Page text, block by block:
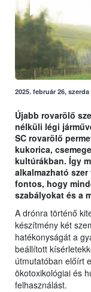
2025. február 26, szerda
Újabb rovarölő
nélküli légi
SC rovarölő
kukorica,
kultúrákban. Így
alkalmazható
fontos, hogy
szabályokat és a
A drónra történő
készítmény két
hatékonyságát a
beállított
útmutatóban előírt
ökotoxikológiai és
felhasználást.